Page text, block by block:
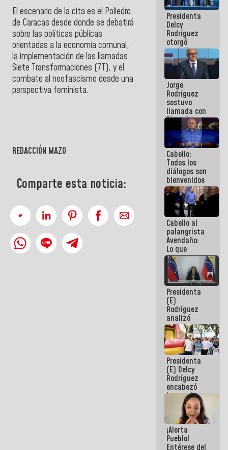
El escenario de la cita es el Poliedro
de Caracas desde donde se debatirá
sobre las políticas públicas
orientadas a la economía comunal,
la implementación de las llamadas
Siete Transformaciones (7T), y el
combate al neofascismo desde una
perspectiva feminista.
REDACCIÓN MAZO
Comparte esta noticia:
escombros
en La Guaira
Presidenta
Delcy
Rodríguez
otorgó
medalla
"Héroe de
Venezuela"
a servidores
públicos
Jorge
Rodríguez
sostuvo
llamada con
Dinorah
Figuera y
acuerdan
primer
encuentro
presencial
para el
diálogo
Cabello:
Todos los
diálogos son
bienvenidos
siempre que
estén en el
marco de la
Constitución
de la
República
Cabello al
palangrista
Avendaño:
Lo que
vayas a
escribir
hazlo hoy
por que no
sabemos si
la semana
que viene
hay
programa
Presidenta
(E)
Rodríguez
analizó
junto a
gobernadores
planes de
recuperación
del Sistema
Eléctrico
Nacional
Presidenta
(E) Delcy
Rodríguez
encabezó
lanzamiento
del Plan
Nacional de
Recreación
Vacacional
¡Alerta
Pueblo!
Entérese del